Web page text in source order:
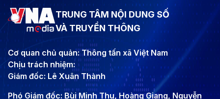
TRUNG TÂM NỘI DUNG SỐ
VÀ TRUYỀN THÔNG
Cơ quan chủ quản: Thông tấn xã Việt Nam
Chịu trách nhiệm:
Giám đốc: Lê Xuân Thành
Phó Giám đốc: Bùi Minh Thu, Hoàng Giang, Nguyễn